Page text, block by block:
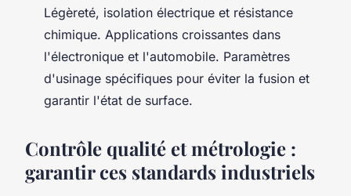
Légèreté, isolation électrique et résistance
chimique. Applications croissantes dans
l'électronique et l'automobile. Paramètres
d'usinage spécifiques pour éviter la fusion et
garantir l'état de surface.
Contrôle qualité et métrologie :
garantir ces standards industriels